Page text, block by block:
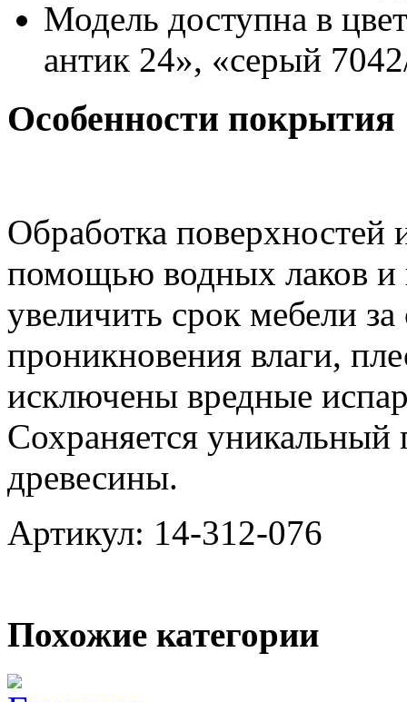
Модель доступна в
антик 24», «серый
Особенности покрытия
Обработка поверхностей
помощью водных лаков и
увеличить срок мебели
проникновения влаги,
исключены вредные
Сохраняется
древесины.
Артикул: 14-312-076
Похожие категории